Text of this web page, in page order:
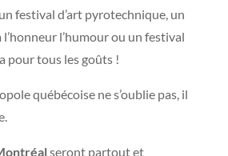
festival d’art pyrotechnique, un
l’humour ou un festival
pour tous les goûts !
québécoise ne s’oublie pas, il
seront partout et